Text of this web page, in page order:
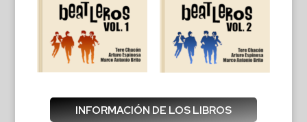
INFORMACIÓN DE LOS LIBROS